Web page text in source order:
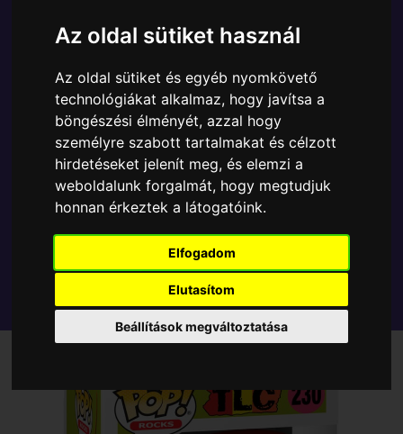
Az oldal sütiket használ
Az oldal sütiket és egyéb nyomkövető
technológiákat alkalmaz, hogy javítsa a
böngészési élményét, azzal hogy
személyre szabott tartalmakat és célzott
hirdetéseket jelenít meg, és elemzi a
weboldalunk forgalmát, hogy megtudjuk
honnan érkeztek a látogatóink.
Elfogadom
Elutasítom
Beállítások megváltoztatása
gazdáját.
MÁSOK MIT VESZNEK
Tetszik? Osszd meg másokkal!